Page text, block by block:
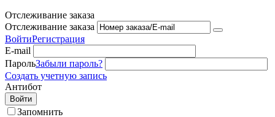
Отслеживание заказа
Отслеживание заказа
ВойтиРегистрация
E-mail
ПарольЗабыли пароль?
Создать учетную запись
Антибот
Войти
Запомнить